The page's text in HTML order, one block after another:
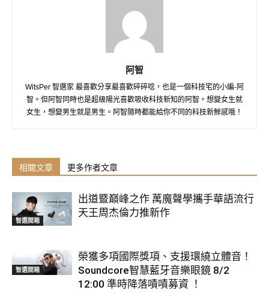
阿智
WitsPer 智選家 最喜歡分享最喜歡碎碎唸，也是一個科技宅的小編-阿
智。但阿智同時也是超級陽光喜歡吸收科技新知的阿智。想變女生就
女生，想變男生就是男生。阿智隨時都能給你不同的科技新鮮感哦！
相關文章 更多作者文章
智選開箱
出道暨巔峰之作 萬魔聲學攜手華語流行
天王周杰倫力推新作
智選開箱
榮獲多項國際獎項、支援環繞立體音！
Soundcore智慧藍牙音樂眼鏡 8/2
12:00 準時降落嘖嘖募資 ！